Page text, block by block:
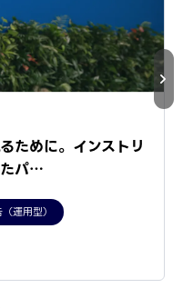
ために。インストリ
たパ…
運用型）